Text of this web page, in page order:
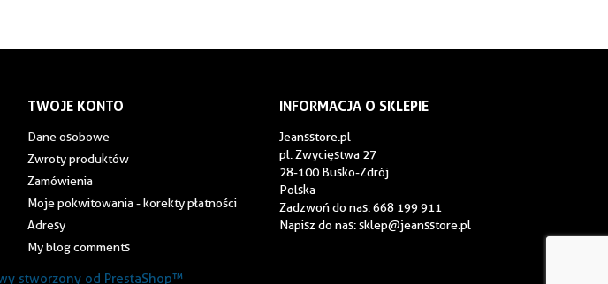
TWOJE KONTO
Dane osobowe
Zwroty produktów
Zamówienia
Moje pokwitowania - korekty płatności
Adresy
My blog comments
INFORMACJA O SKLEPIE
Jeansstore.pl
pl. Zwycięstwa 27
28-100 Busko-Zdrój
Polska
Zadzwoń do nas:668 199 911
Napisz do nas:sklep@jeansstore.pl
stworzony od PrestaShop™